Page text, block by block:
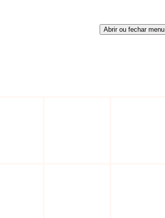
Abrir ou fechar menu